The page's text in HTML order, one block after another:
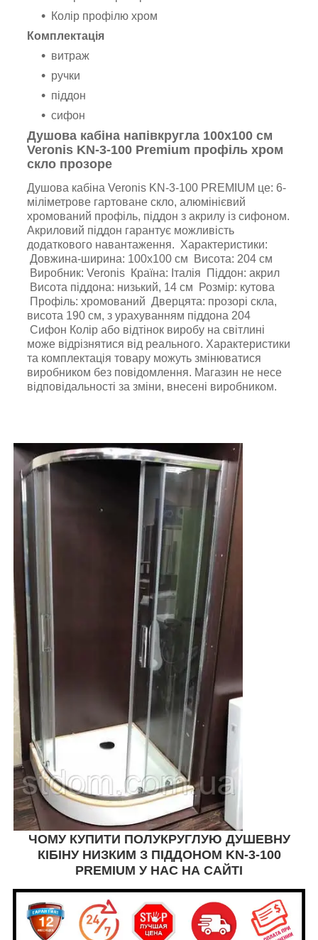
Колір профілю хром
Комплектація
витраж
ручки
піддон
сифон
Душова кабіна напівкругла 100х100 см
Veronis KN-3-100 Premium профіль хром
скло прозоре
Душова кабіна Veronis KN-3-100 PREMIUM це: 6-
міліметрове гартоване скло, алюмінієвий
хромований профіль, піддон з акрилу із сифоном.
Акриловий піддон гарантує можливість
додаткового навантаження. Характеристики:
Довжина-ширина: 100х100 см Висота: 204 см
Виробник: Veronis Країна: Італія Піддон: акрил
Висота піддона: низький, 14 см Розмір: кутова
Профіль: хромований Дверцята: прозорі скла,
висота 190 см, з урахуванням піддона 204
Сифон Колір або відтінок виробу на світлині
може відрізнятися від реального. Характеристики
та комплектація товару можуть змінюватися
виробником без повідомлення. Магазин не несе
відповідальності за зміни, внесені виробником.
ЧОМУ КУПИТИ ПОЛУКРУГЛУЮ ДУШЕВНУ
КІБІНУ НИЗКИМ З ПІДДОНОМ KN-3-100
PREMIUM У НАС НА САЙТІ